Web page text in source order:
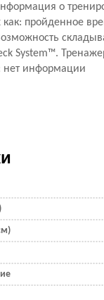
о
как: пройденное
System™.
нет информации